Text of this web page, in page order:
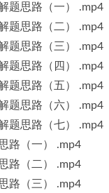
题思路（一） .mp4
题思路（二） .mp4
题思路（三） .mp4
题思路（四） .mp4
题思路（五） .mp4
题思路（六） .mp4
题思路（七） .mp4
路（一） .mp4
路（二） .mp4
路（三） .mp4